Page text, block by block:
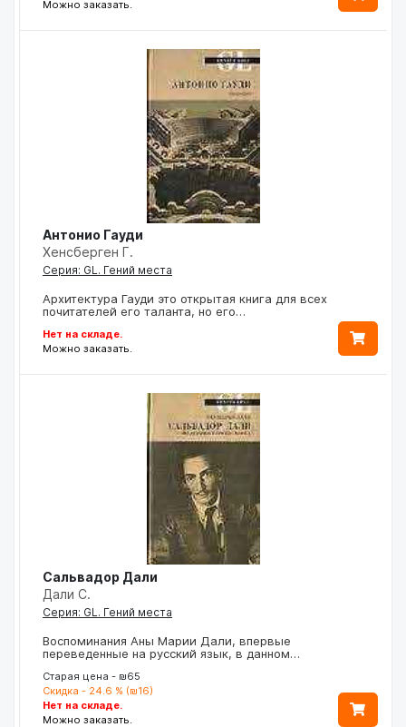
Можно заказать.
Антонио Гауди
Хенсберген Г.
Серия: GL. Гений места
Архитектура Гауди это открытая книга для всех
почитателей его таланта, но его…
Нет на складе.
Можно заказать.
Сальвадор Дали
Дали С.
Серия: GL. Гений места
Воспоминания Аны Марии Дали, впервые
переведенные на русский язык, в данном…
Старая цена - ₪65
Скидка - 24.6 % (₪16)
Нет на складе.
Можно заказать.